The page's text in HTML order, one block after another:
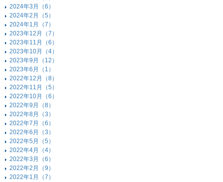
2024年3月（6）
2024年2月（5）
2024年1月（7）
2023年12月（7）
2023年11月（6）
2023年10月（4）
2023年9月（12）
2023年6月（1）
2022年12月（8）
2022年11月（5）
2022年10月（6）
2022年9月（8）
2022年8月（3）
2022年7月（6）
2022年6月（3）
2022年5月（5）
2022年4月（4）
2022年3月（6）
2022年2月（9）
2022年1月（7）